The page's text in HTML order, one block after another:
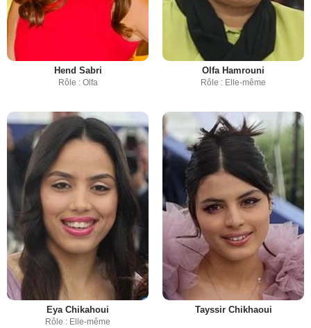
Hend Sabri
Rôle : Olfa
Olfa Hamrouni
Rôle : Elle-même
Eya Chikahoui
Rôle : Elle-même
Tayssir Chikhaoui